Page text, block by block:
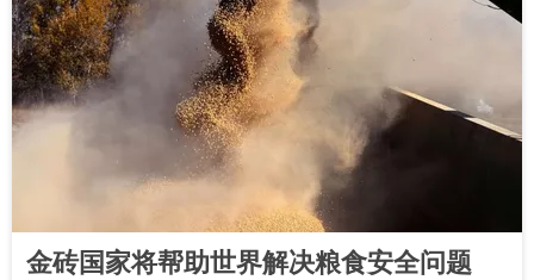
金砖国家将帮助世界解决粮食安全问题